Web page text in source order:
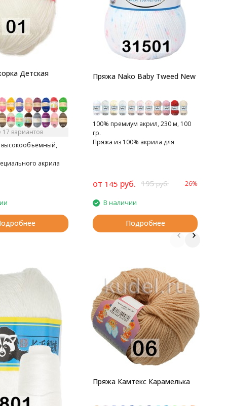
Детская
вариантов
высокообъёмный,
акрила
Пряжа Nako Baby Tweed New
100% премиум акрил, 230 м, 100
гр.
Пряжа из 100% акрила для
от 145 руб. 195руб. -26%
В наличии
Подробнее
Пряжа Камтекс Карамелька